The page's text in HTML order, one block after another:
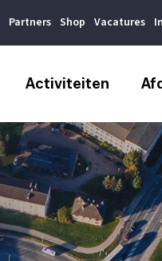
Partners Shop Vacatures
Activiteiten